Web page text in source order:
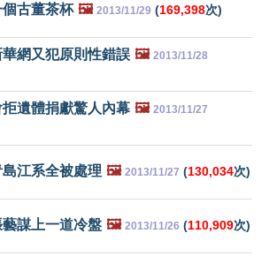
古董茶杯 🖼️ 2013/11/29 (169,398次)
網又犯原則性錯誤 🖼️ 2013/11/28
遺體捐獻驚人內幕 🖼️ 2013/11/27
江系全被處理 🖼️ 2013/11/27 (130,034次)
謀上一道冷盤 🖼️ 2013/11/26 (110,909次)